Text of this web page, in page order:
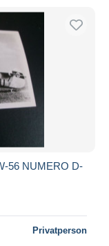
56 NUMERO D-
Privatperson